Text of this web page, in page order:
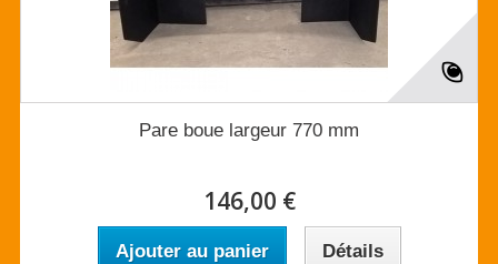
Pare boue largeur 770 mm
146,00 €
Ajouter au panier Détails